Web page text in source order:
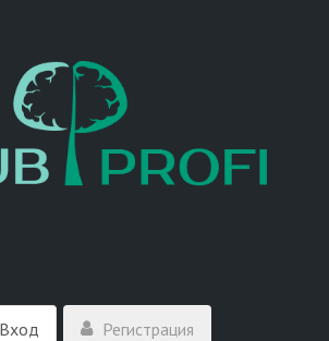
Вход Регистрация